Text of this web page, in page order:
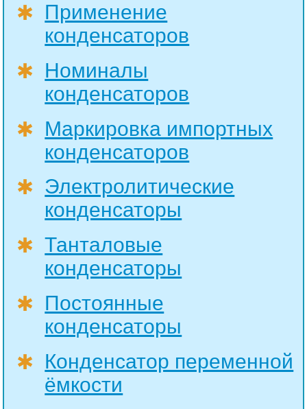
✱
Применение
конденсаторов
✱
Номиналы
конденсаторов
✱
Маркировка импортных
конденсаторов
✱ Электролитические
конденсаторы
✱ Танталовые
конденсаторы
✱
Постоянные
конденсаторы
✱
Конденсатор переменной
ёмкости